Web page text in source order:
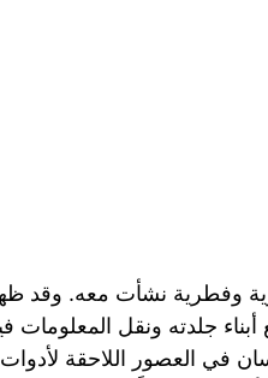
وفطرية نشأت معه. وقد
جلدته ونقل المعلومات
في العصور اللاحقة